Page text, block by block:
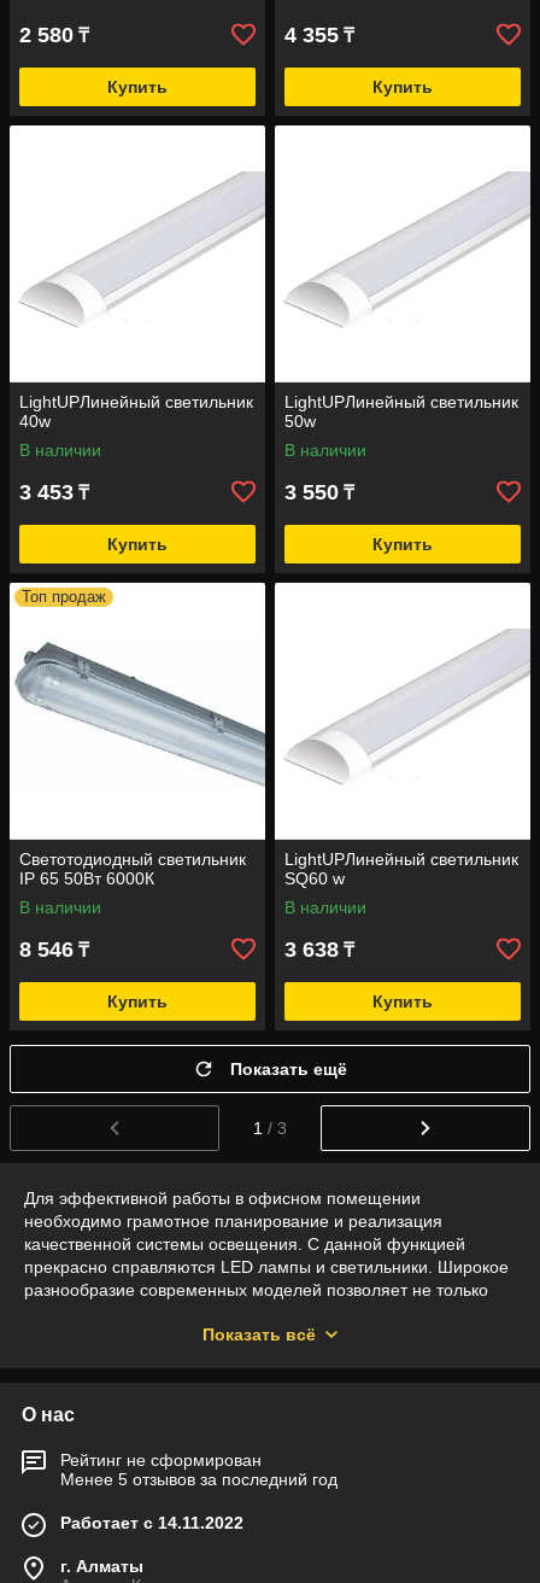
2 580 ₸
Купить
4 355 ₸
Купить
LightUPЛинейный светильник
40w
В наличии
3 453 ₸
Купить
LightUPЛинейный светильник
50w
В наличии
3 550 ₸
Купить
Топ продаж
Светотодиодный светильник
IP 65 50Вт 6000К
В наличии
8 546 ₸
Купить
LightUPЛинейный светильник
SQ60 w
В наличии
3 638 ₸
Купить
Показать ещё
1 / 3
Для эффективной работы в офисном помещении
необходимо грамотное планирование и реализация
качественной системы освещения. С данной функцией
прекрасно справляются LED лампы и светильники. Широкое
разнообразие современных моделей позволяет не только
реализовать самые оригинальные идеи интерьера. В
светодиодного офисного освещения представлен в онлайн
каталоге «lightUP». Тут вы точно сможете подобрать
оптимальный вариант светильников, панелей и LED ламп
для офиса по выгодной цене. Доставка осуществляется
транспортными компаниями в Алматы и другие регионы РК.
Богатый ассортимент и преимущества
LED освещения для офисов
Показать всё
О нас
Рейтинг не сформирован
Менее 5 отзывов за последний год
Работает с 14.11.2022
г. Алматы